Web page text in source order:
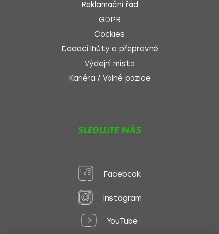
Reklamační řád
GDPR
Cookies
Dodací lhůty a přepravné
Výdejní místa
Kariéra / Volné pozice
SLEDUJTE NÁS
Facebook
Instagram
YouTube